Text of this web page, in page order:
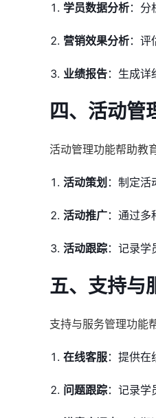
学员数据分析：分
营销效果分析：评
业绩报告：生成详
四、活动管
活动管理功能帮助教
活动策划 ：制定活
活动推广：通过多
活动跟踪：记录学
五、支持与
支持与服务管理功能
在线客服：提供在
问题跟踪：记录学